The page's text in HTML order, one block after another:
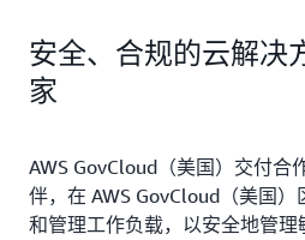
安全、合规的云解决
家
AWS GovCloud（美国）交付合
伴，在 AWS GovCloud（美国
和管理工作负载，以安全地管理